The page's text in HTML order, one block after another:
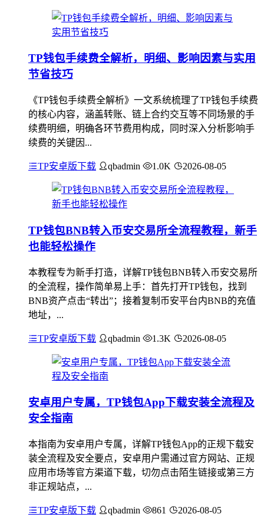
TP钱包手续费全解析，明细、影响因素与实用
节省技巧
《TP钱包手续费全解析》一文系统梳理了TP钱包手续费
的核心内容，涵盖转账、链上合约交互等不同场景的手
续费明细，明确各环节费用构成，同时深入分析影响手
续费的关键因...
TP安卓版下载 qbadmin 1.0K 2026-08-05
TP钱包BNB转入币安交易所全流程教程，新手
也能轻松操作
本教程专为新手打造，详解TP钱包BNB转入币安交易所
的全流程，操作简单易上手：首先打开TP钱包，找到
BNB资产点击“转出”；接着复制币安平台内BNB的充值
地址，...
TP安卓版下载 qbadmin 1.3K 2026-08-05
安卓用户专属，TP钱包App下载安装全流程及
安全指南
本指南为安卓用户专属，详解TP钱包App的正规下载安
装全流程及安全要点，安卓用户需通过官方网站、正规
应用市场等官方渠道下载，切勿点击陌生链接或第三方
非正规站点，...
TP安卓版下载 qbadmin 861 2026-08-05